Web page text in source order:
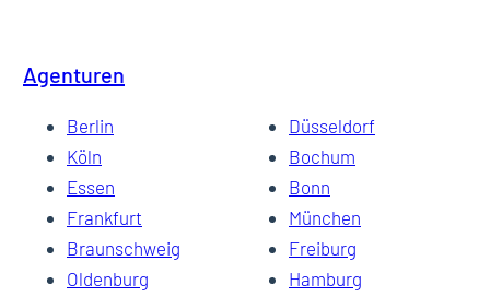
Agenturen
Berlin
Düsseldorf
Köln
Bochum
Essen
Bonn
Frankfurt
München
Braunschweig
Freiburg
Oldenburg
Hamburg